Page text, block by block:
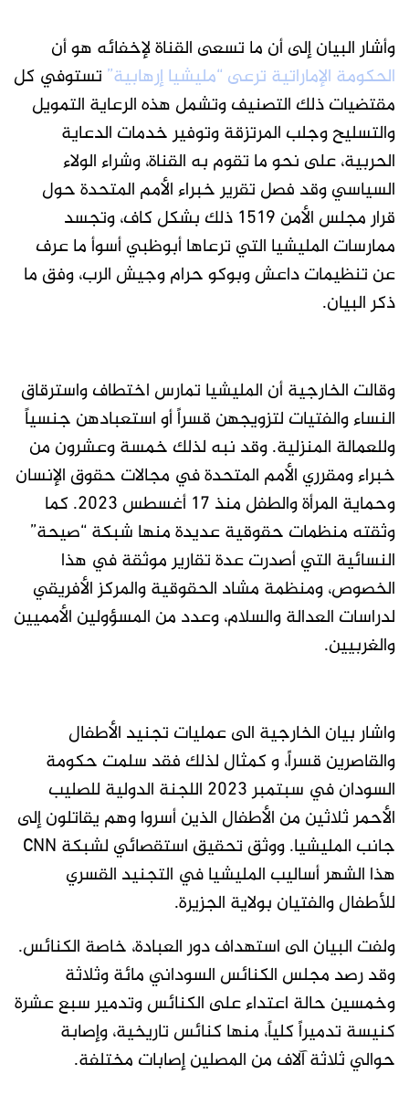
وأشار البيان إلى أن ما تسعى القناة لإخفائه هو أن
الحكومة الإماراتية ترعى “مليشيا إرهابية” تستوفي كل
مقتضيات ذلك التصنيف وتشمل هذه الرعاية التمويل
والتسليح وجلب المرتزقة وتوفير خدمات الدعاية
الحربية، على نحو ما تقوم به القناة، وشراء الولاء
السياسي وقد فصل تقرير خبراء الأمم المتحدة حول
قرار مجلس الأمن ١٥١٩ ذلك بشكل كاف، وتجسد
ممارسات المليشيا التي ترعاها أبوظبي أسوأ ما عرف
عن تنظيمات داعش وبوكو حرام وجيش الرب، وفق ما
ذكر البيان.
وقالت الخارجية أن المليشيا تمارس اختطاف واسترقاق
النساء والفتيات لتزويجهن قسراً أو استعبادهن جنسياً
وللعمالة المنزلية. وقد نبه لذلك خمسة وعشرون من
خبراء ومقرري الأمم المتحدة في مجالات حقوق الإنسان
وحماية المرأة والطفل منذ ١٧ أغسطس ٢٠٢٣. كما
وثقته منظمات حقوقية عديدة منها شبكة “صيحة”
النسائية التي أصدرت عدة تقارير موثقة في هذا
الخصوص، ومنظمة مشاد الحقوقية والمركز الأفريقي
لدراسات العدالة والسلام، وعدد من المسؤولين الأمميين
والغربيين.
واشار بيان الخارجية الى عمليات تجنيد الأطفال
والقاصرين قسراً، و كمثال لذلك فقد سلمت حكومة
السودان في سبتمبر ٢٠٢٣ اللجنة الدولية للصليب
الأحمر ثلاثين من الأطفال الذين أسروا وهم يقاتلون إلى
جانب المليشيا. ووثق تحقيق استقصائي لشبكة CNN
هذا الشهر أساليب المليشيا في التجنيد القسري
للأطفال والفتيان بولاية الجزيرة.
ولفت البيان الى استهداف دور العبادة، خاصة الكنائس.
وقد رصد مجلس الكنائس السوداني مائة وثلاثة
وخمسين حالة اعتداء على الكنائس وتدمير سبع عشرة
كنيسة تدميراً كلياً، منها كنائس تاريخية، وإصابة
حوالي ثلاثة آلاف من المصلين إصابات مختلفة.